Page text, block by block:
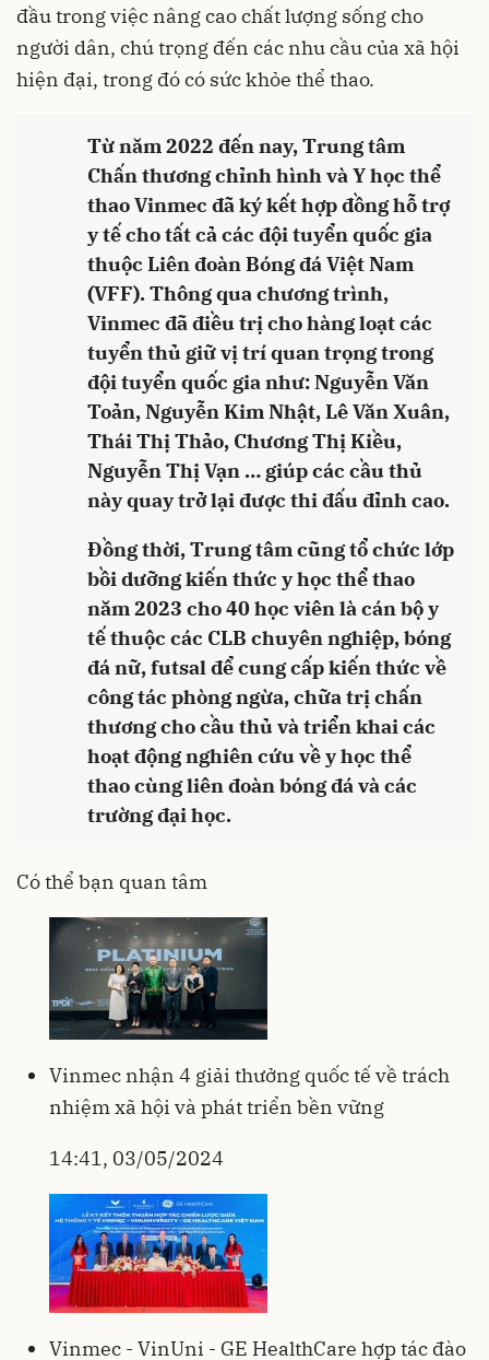
đầu trong việc nâng cao chất lượng sống cho
người dân, chú trọng đến các nhu cầu của xã hội
hiện đại, trong đó có sức khỏe thể thao.
Từ năm 2022 đến nay, Trung tâm
Chấn thương chỉnh hình và Y học thể
thao Vinmec đã ký kết hợp đồng hỗ trợ
y tế cho tất cả các đội tuyển quốc gia
thuộc Liên đoàn Bóng đá Việt Nam
(VFF). Thông qua chương trình,
Vinmec đã điều trị cho hàng loạt các
tuyển thủ giữ vị trí quan trọng trong
đội tuyển quốc gia như: Nguyễn Văn
Toản, Nguyễn Kim Nhật, Lê Văn Xuân,
Thái Thị Thảo, Chương Thị Kiều,
Nguyễn Thị Vạn … giúp các cầu thủ
này quay trở lại được thi đấu đỉnh cao.
Đồng thời, Trung tâm cũng tổ chức lớp
bồi dưỡng kiến thức y học thể thao
năm 2023 cho 40 học viên là cán bộ y
tế thuộc các CLB chuyên nghiệp, bóng
đá nữ, futsal để cung cấp kiến thức về
công tác phòng ngừa, chữa trị chấn
thương cho cầu thủ và triển khai các
hoạt động nghiên cứu về y học thể
thao cùng liên đoàn bóng đá và các
trường đại học.
Có thể bạn quan tâm
Vinmec nhận 4 giải thưởng quốc tế về trách
nhiệm xã hội và phát triển bền vững
14:41, 03/05/2024
Vinmec - VinUni - GE HealthCare hợp tác đào